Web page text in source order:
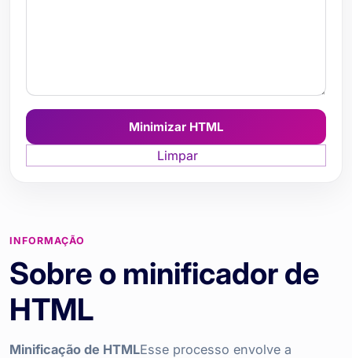
Minimizar HTML
Limpar
INFORMAÇÃO
Sobre o minificador de
HTML
Minificação de HTMLEsse processo envolve a